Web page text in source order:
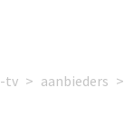
tv aanbieders